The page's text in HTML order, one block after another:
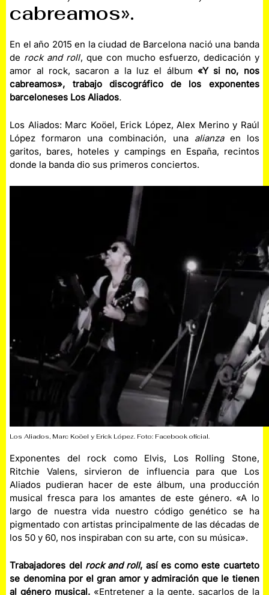
cabreamos».
En el año 2015 en la ciudad de Barcelona nació una banda
de rock and roll, que con mucho esfuerzo, dedicación y
amor al rock, sacaron a la luz el álbum «Y si no, nos
cabreamos», trabajo discográfico de los exponentes
barceloneses Los Aliados.
Los Aliados: Marc Koöel, Erick López, Alex Merino y Raúl
López formaron una combinación, una alianza en los
garitos, bares, hoteles y campings en España, recintos
donde la banda dio sus primeros conciertos.
Los Aliados, Marc Koöel y Erick López. Foto: Facebook oficial.
Exponentes del rock como Elvis, Los Rolling Stone,
Ritchie Valens, sirvieron de influencia para que Los
Aliados pudieran hacer de este álbum, una producción
musical fresca para los amantes de este género. «A lo
largo de nuestra vida nuestro código genético se ha
pigmentado con artistas principalmente de las décadas de
los 50 y 60, nos inspiraban con su arte, con su música».
Trabajadores del rock and roll, así es como este cuarteto
se denomina por el gran amor y admiración que le tienen
al género musical. «Entretener a la gente, sacarlos de la